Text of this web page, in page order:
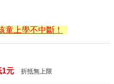
童上學不中斷！
1元 折抵無上限